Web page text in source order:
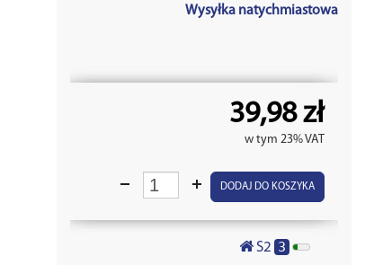
Wysyłka natychmiastowa
39,98 zł
w tym 23% VAT
DODAJ DO KOSZYKA
S2 3